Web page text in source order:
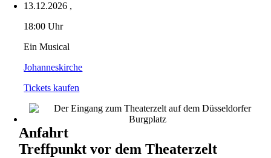
13.12.2026 ,
18:00 Uhr
Ein Musical
Johanneskirche
Tickets kaufen
Anfahrt
Treffpunkt vor dem Theaterzelt